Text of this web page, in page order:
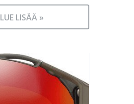
LUE LISÄÄ »